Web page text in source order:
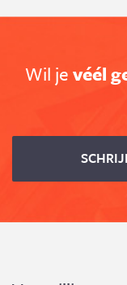
Wil jevéél